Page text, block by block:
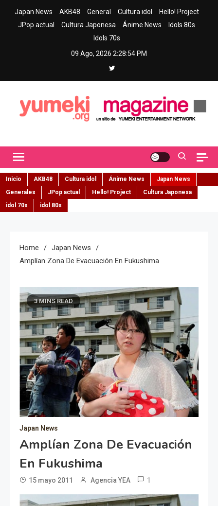
Japan News AKB48 General Cultura idol
Hello! Project
JPop actual
Cultura Japonesa Ánime News
Idols 80s
Idols 70s
09 Ago, 2026 2:28:55 PM
Inicio AKB48 Cultura idol Ánime News
Japan News
Generales
JPop actual Hello! Project
Cultura Japonesa
idol 70s
idol 80s
Home
Japan News
Amplían Zona De Evacuación En Fukushima
3 MINS READ
Japan News
Amplían Zona De Evacuación
En Fukushima
15 mayo 2011 Agencia YEA 1